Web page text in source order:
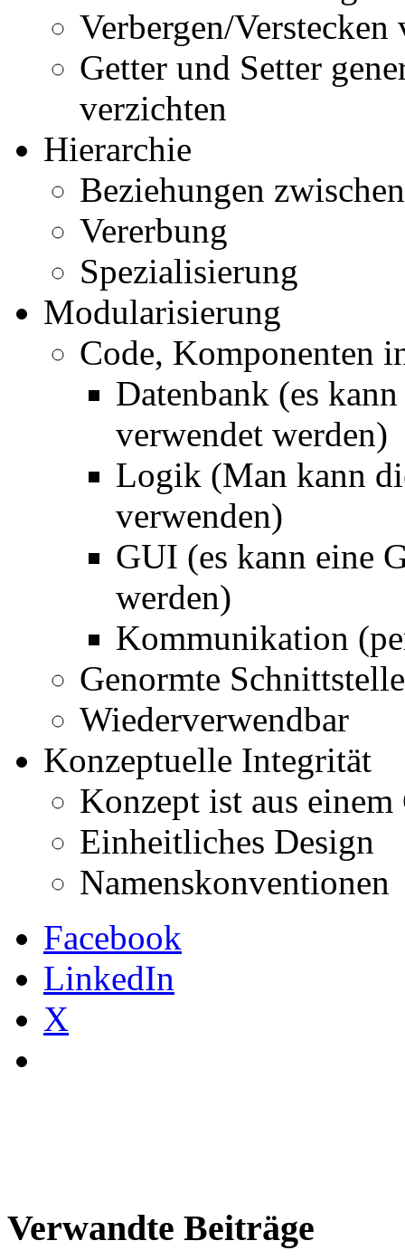
Verbergen/
Getter und Setter
verzichten
Hierarchie
Beziehungen
Vererbung
Spezialisierung
Modularisierung
Code, Komponenten
Datenbank (es
verwendet werden)
Logik (Man kann
verwenden)
GUI (es kann eine
werden)
Kommunikation
Genormte
Wiederverwendbar
Konzeptuelle Integrität
Konzept ist aus einem
Einheitliches Design
Namenskonventionen
Facebook
LinkedIn
X
Verwandte Beiträge